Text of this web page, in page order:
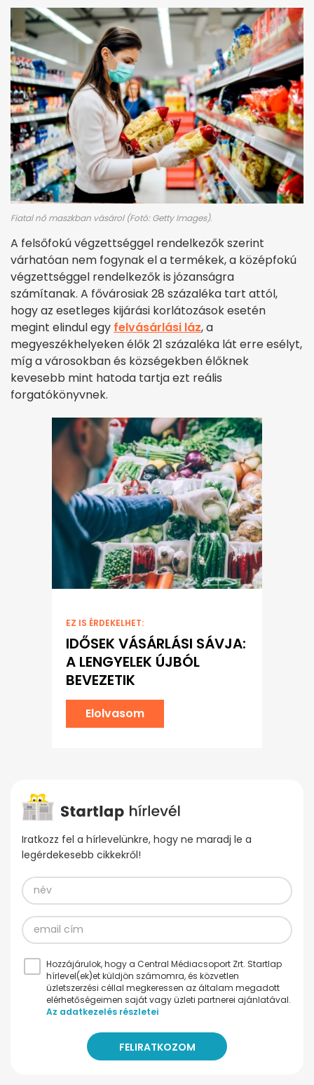
Fiatal nő maszkban vásárol (Fotó: Getty Images).
A felsőfokú végzettséggel rendelkezők szerint
várhatóan nem fogynak el a termékek, a középfokú
végzettséggel rendelkezők is józanságra
számítanak. A fővárosiak 28 százaléka tart attól,
hogy az esetleges kijárási korlátozások esetén
megint elindul egy felvásárlási láz, a
megyeszékhelyeken élők 21 százaléka lát erre esélyt,
míg a városokban és községekben élőknek
kevesebb mint hatoda tartja ezt reális
forgatókönyvnek.
EZ IS ÉRDEKELHET:
IDŐSEK VÁSÁRLÁSI SÁVJA:
A LENGYELEK ÚJBÓL
BEVEZETIK
Elolvasom
Iratkozz fel a hírlevelünkre, hogy ne maradj le a
legérdekesebb cikkekről!
Hozzájárulok, hogy a Central Médiacsoport Zrt. Startlap
hírlevel(ek)et küldjön számomra, és közvetlen
üzletszerzési céllal megkeressen az általam megadott
elérhetőségeimen saját vagy üzleti partnerei ajánlatával.
Az adatkezelés részletei